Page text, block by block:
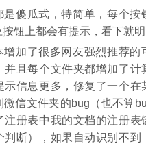
是傻瓜式，特简单，每个按
钮上都会有提示，看下就明
增加了很多网友强烈推荐的
并且每个文件夹都增加了计
示信息更多，修复了一个在
微信文件夹的bug（也不算
注册表中我的文档的注册表
判断），如果自动识别不到